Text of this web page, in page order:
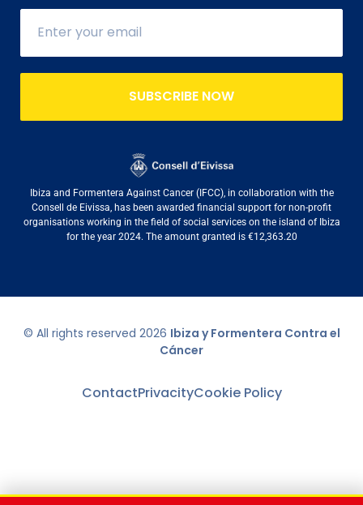
SUBSCRIBE NOW
Ibiza and Formentera Against Cancer (IFCC), in collaboration with the
Consell de Eivissa, has been awarded financial support for non-profit
organisations working in the field of social services on the island of Ibiza
for the year 2024. The amount granted is €12,363.20
© All rights reserved 2026 Ibiza y Formentera Contra el
Cáncer
ContactPrivacityCookie Policy